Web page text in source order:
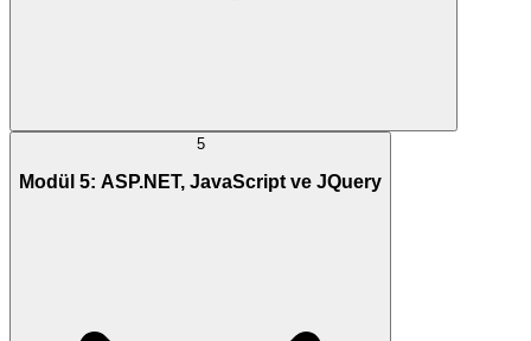
5
Modül 5: ASP.NET, JavaScript ve JQuery